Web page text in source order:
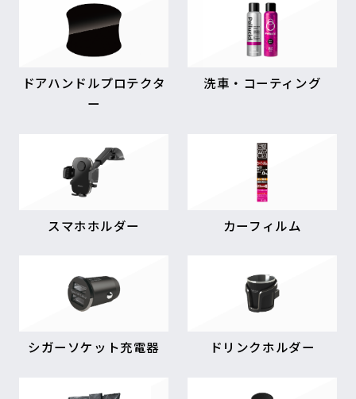
ドアハンドルプロテクタ
ー
洗車・コーティング
スマホホルダー カーフィルム
シガーソケット充電器 ドリンクホルダー